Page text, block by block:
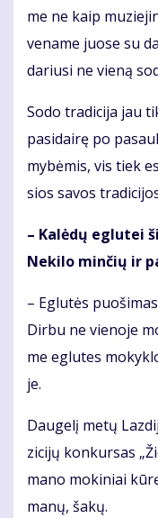
me ne kaip
ve­na­me juo­se su
da­riu­si ne vie­ną
So­do tra­di­ci­ja jau
pa­si­dai­rę po
my­bė­mis, vis tiek
sios sa­vos
– Ka­lė­dų eg­lu­tei
Ne­ki­lo min­čių ir
– Eg­lu­tės
Dir­bu ne vie­no­je
me eg­lu­tes
je.
Dau­ge­lį me­tų
zi­ci­jų kon­kur­sas
ma­no mo­ki­niai
ma­nų, ša­kų.